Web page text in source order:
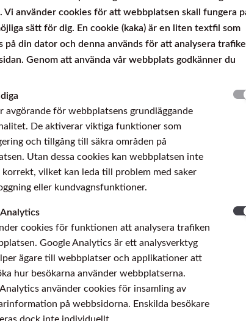
N
Inkluderad i 4MS Positive List.
Vi använder cookies för att webbplatsen skall fungera
sätt för dig. En cookie (kaka) är en liten textfil som
på din dator och denna används för att analysera
Genom att använda vår webbplats godkänner du
avgörande för webbplatsens grundläggande
De aktiverar viktiga funktioner som
och tillgång till säkra områden på
Utan dessa cookies kan webbplatsen inte
korrekt, vilket kan leda till problem med saker
eller kundvagnsfunktioner.
cookies för funktionen att analysera trafiken
Google Analytics är ett analysverktyg
ägare till webbplatser och applikationer att
hur besökarna använder webbplatserna.
använder cookies för insamling av
på webbsidorna. Enskilda besökare